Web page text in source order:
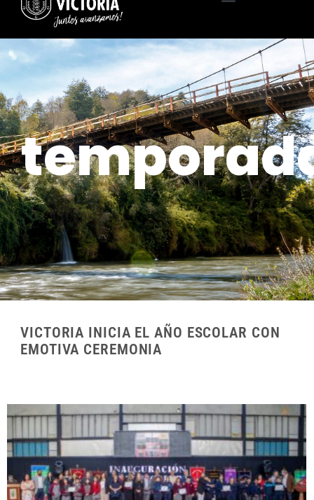
VICTORIA INICIA EL AÑO ESCOLAR CON
EMOTIVA CEREMONIA